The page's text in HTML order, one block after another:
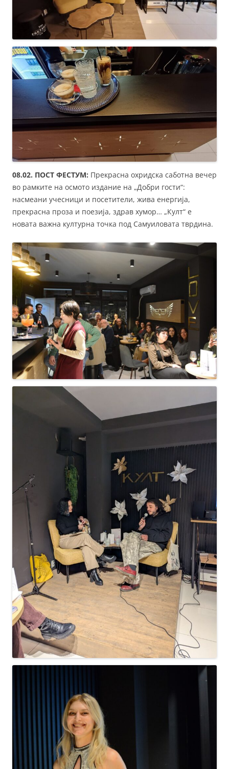
08.02. ПОСТ ФЕСТУМ: Прекрасна охридска саботна вечер
во рамките на осмото издание на „Добри гости“:
насмеани учесници и посетители, жива енергија,
прекрасна проза и поезија, здрав хумор… „Култ“ е
новата важна културна точка под Самуиловата тврдина.